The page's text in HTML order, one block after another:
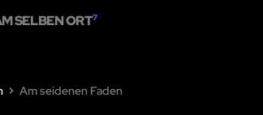
Am seidenen Faden
SELBEN ORT7